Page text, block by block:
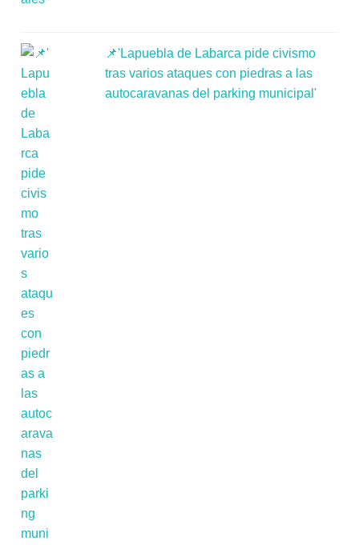
📌'Lapuebla de Labarca pide civismo
tras varios ataques con piedras a las
autocaravanas del parking municipal'